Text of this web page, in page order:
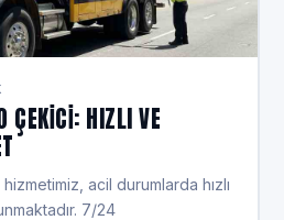
ÇEKICI: HIZLI VE
acil durumlarda hızlı
7/24